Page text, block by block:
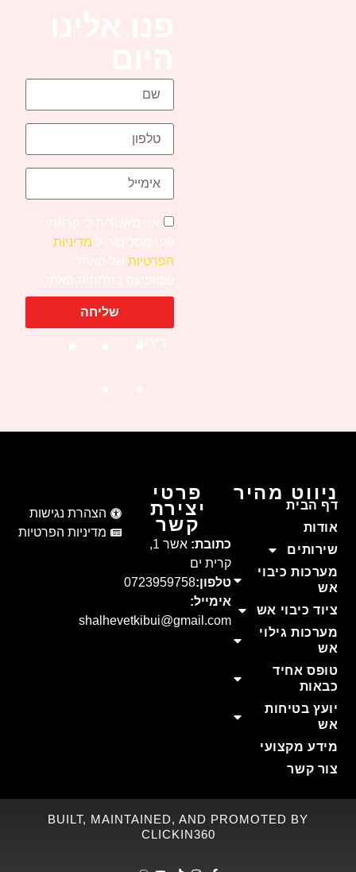
מדיניות
הפרטיותשל האתר
שליחה
ניווט מהיר
דף הבית
אודות
שירותים
מערכות כיבוי
אש
ציוד כיבוי אש
מערכות גילוי
אש
טופס אחיד
כבאות
יועץ בטיחות
אש
מידע מקצועי
צור קשר
פרטי
יצירת
קשר
כתובת:
אשר 1,
קרית ים
טלפון:0723959758
אימייל:
shalhevetkibui@gmail.com
הצהרת נגישות
מדיניות הפרטיות
BUILT, MAINTAINED, AND PROMOTED BY
CLICKIN360